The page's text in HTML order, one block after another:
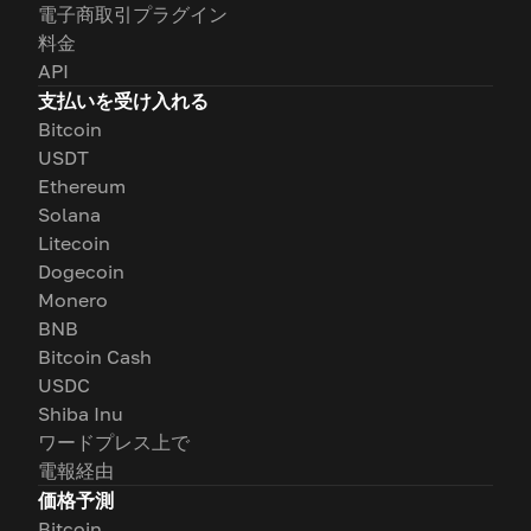
電子商取引プラグイン
料金
API
支払いを受け入れる
Bitcoin
USDT
Ethereum
Solana
Litecoin
Dogecoin
Monero
BNB
Bitcoin Cash
USDC
Shiba Inu
ワードプレス上で
電報経由
価格予測